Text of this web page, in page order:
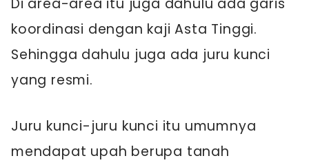
koordinasi dengan kaji Asta Tinggi.
Sehingga dahulu juga ada juru kunci
yang resmi.
Juru kunci-juru kunci itu umumnya
mendapat upah berupa tanah